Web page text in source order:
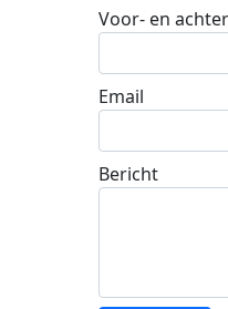
Voor- en
Email
Bericht